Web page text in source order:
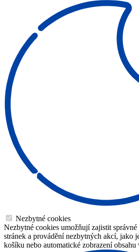
Nezbytné cookies
Nezbytné cookies umožňují zajistit
stránek a provádění nezbytných akcí, jako
košíku nebo automatické zobrazení